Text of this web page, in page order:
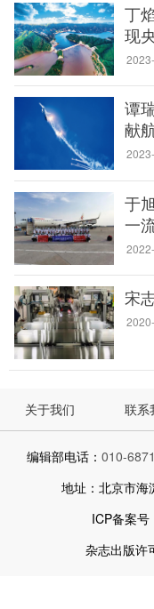
丁
现
谭
献
于
一
宋
关于我们 联系
编辑部电话： 010-
地址：北京市海
ICP备案
杂志出版许